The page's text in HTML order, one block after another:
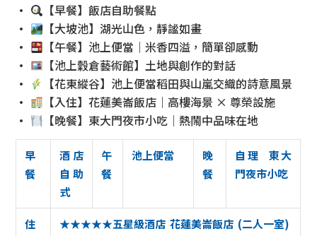
•
【早餐】飯店自助餐點
•
【大坡池】湖光山色，靜謐如畫
•
【午餐】池上便當｜米香四溢，簡單卻感動
•
【池上穀倉藝術館】土地與創作的對話
•
【花東縱谷】池上便當稻田與山嵐交織的詩意風景
•
【入住】花蓮美崙飯店｜高樓海景 × 尊榮設施
•
【晚餐】東大門夜市小吃｜熱鬧中品味在地
早
餐
酒店
自助
式
午
餐
池上便當
晚
餐
自理 東大
門夜市小吃
住
★★★★★五星級酒店 花蓮美崙飯店 (二人一室)